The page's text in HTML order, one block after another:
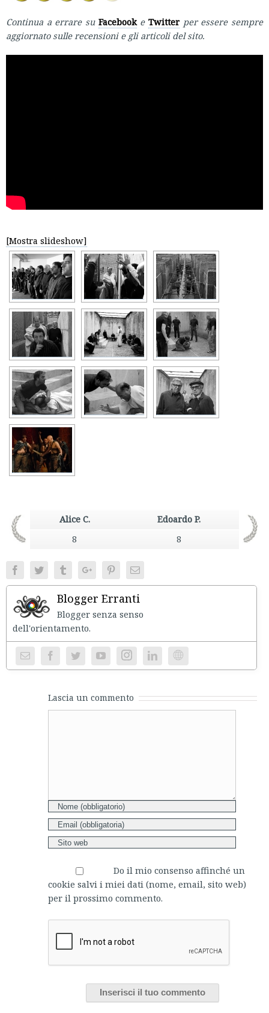
Continua a errare su FacebookeTwitterper essere sempre
aggiornato sulle recensioni e gli articoli del sito.
[Mostra slideshow]
Alice C.
Edoardo P.
8
8
FacebookTwitter TumblrGoogle+PinterestEmail
Blogger Erranti
Blogger senza senso
Instagram Website
Lascia un commento
Do il mio consenso affinché un
cookie salvi i miei dati (nome, email, sito web)
per il prossimo commento.